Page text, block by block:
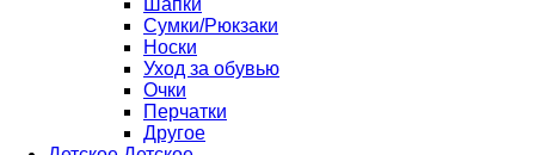
Шапки
Сумки/Рюкзаки
Носки
Уход за обувью
Очки
Перчатки
Другое